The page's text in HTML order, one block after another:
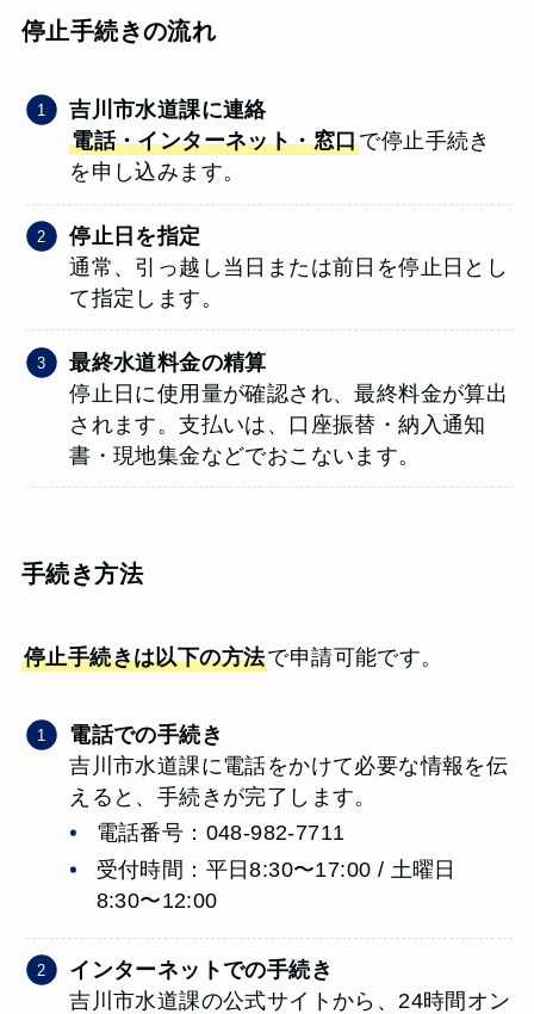
停止手続きの流れ
吉川市水道課に連絡
電話・インターネット・窓口で停止手続き
を申し込みます。
停止日を指定
通常、引っ越し当日または前日を停止日とし
て指定します。
最終水道料金の精算
停止日に使用量が確認され、最終料金が算出
されます。支払いは、口座振替・納入通知
書・現地集金などでおこないます。
手続き方法
停止手続きは以下の方法で申請可能です。
電話での手続き
吉川市水道課に電話をかけて必要な情報を伝
えると、手続きが完了します。
電話番号：048-982-7711
受付時間：平日8:30〜17:00 / 土曜日
8:30〜12:00
インターネットでの手続き
吉川市水道課の公式サイトから、24時間オン